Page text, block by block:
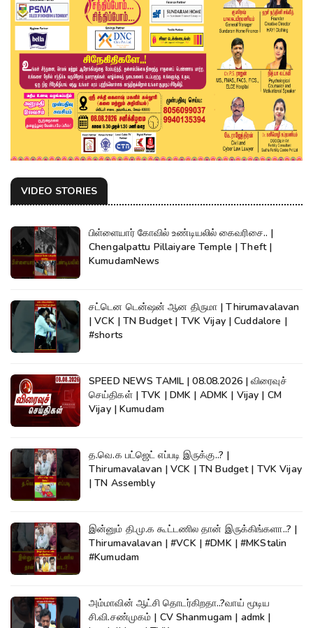
VIDEO STORIES
பிள்ளையார் கோவில் உண்டியலில் கைவரிசை.. |
Chengalpattu Pillaiyare Temple | Theft |
KumudamNews
சட்டென டென்ஷன் ஆன திருமா | Thirumavalavan
| VCK | TN Budget | TVK Vijay | Cuddalore |
#shorts
SPEED NEWS TAMIL | 08.08.2026 | விரைவுச்
செய்திகள் | TVK | DMK | ADMK | Vijay | CM
Vijay | Kumudam
த.வெ.க பட்ஜெட் எப்படி இருக்கு..? |
Thirumavalavan | VCK | TN Budget | TVK Vijay
| TN Assembly
இன்னும் தி.மு.க கூட்டணில தான் இருக்கிங்களா..? |
Thirumavalavan | #VCK | #DMK | #MKStalin
#Kumudam
அம்மாவின் ஆட்சி தொடர்கிறதா..?வாய் மூடிய
சி.வி.சண்முகம் | CV Shanmugam | admk |